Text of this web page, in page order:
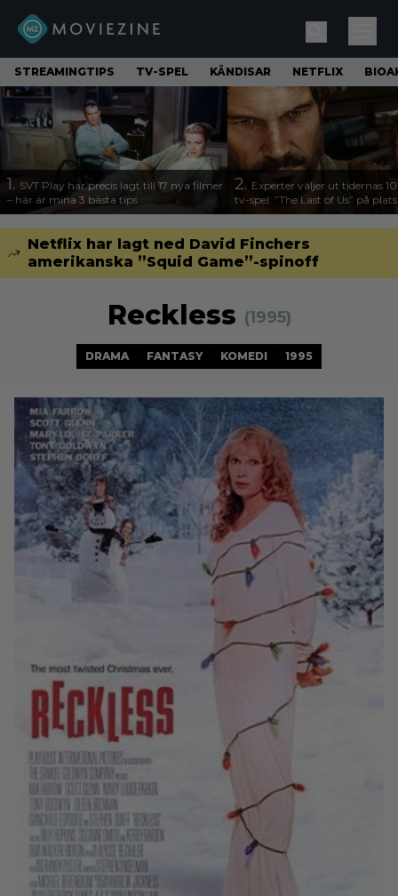
STREAMINGTIPS TV-SPEL KÄNDISAR NETFLIX
1. SVT Play har precis lagt till 17 nya filmer
– här är mina 3 bästa tips
2. Experter väljer ut tidernas
tv-spel: ”The Last of Us” på
Netflix har lagt ned David Finchers
amerikanska ”Squid Game”-spinoff
Reckless (1995)
DRAMA FANTASY KOMEDI 1995